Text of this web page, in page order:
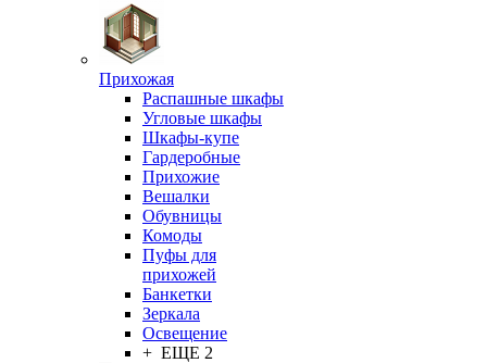
Прихожая
Распашные шкафы
Угловые шкафы
Шкафы-купе
Гардеробные
Прихожие
Вешалки
Обувницы
Комоды
Пуфы для
прихожей
Банкетки
Зеркала
Освещение
+ ЕЩЕ 2